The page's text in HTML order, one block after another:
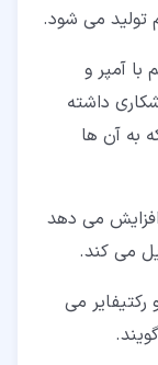
تولید می شود.
آمپر و
داشته
به آن ها
افزایش می دهد
می کند.
رکتیفایر می